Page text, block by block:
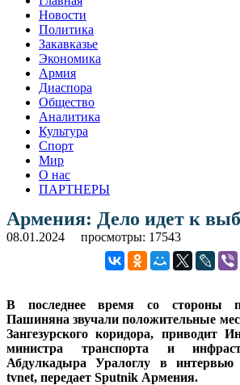
Новости
Политика
Закавказье
Экономика
Армия
Диаспора
Общество
Аналитика
Культура
Спорт
Мир
О нас
ПАРТНЕРЫ
Армения: Дело идет к
08.01.2024 просмотры: 17543
В последнее время со стороны
Пашиняна звучали положительные
Зангезурского коридора, приводит
министра транспорта и
Абдулкадыра Уралоглу в интервью
tvnet, передает Sputnik Армения.